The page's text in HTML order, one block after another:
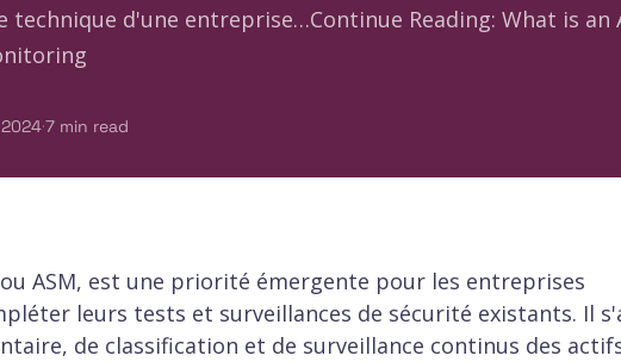
d'une entreprise…Continue Reading: What is
·7 min read
ASM, est une priorité émergente pour les entreprises
leurs tests et surveillances de sécurité existants. Il
de classification et de surveillance continus des